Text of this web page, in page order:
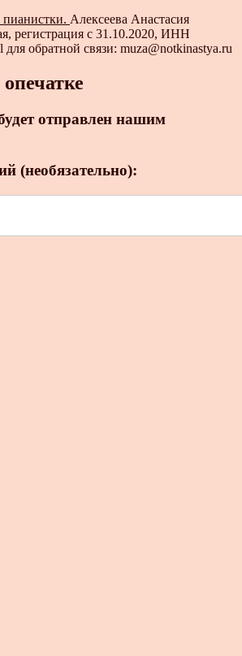
Алексеева Анастасия
регистрация с 31.10.2020, ИНН
обратной связи: muza@notkinastya.ru
отправлен нашим
(необязательно):